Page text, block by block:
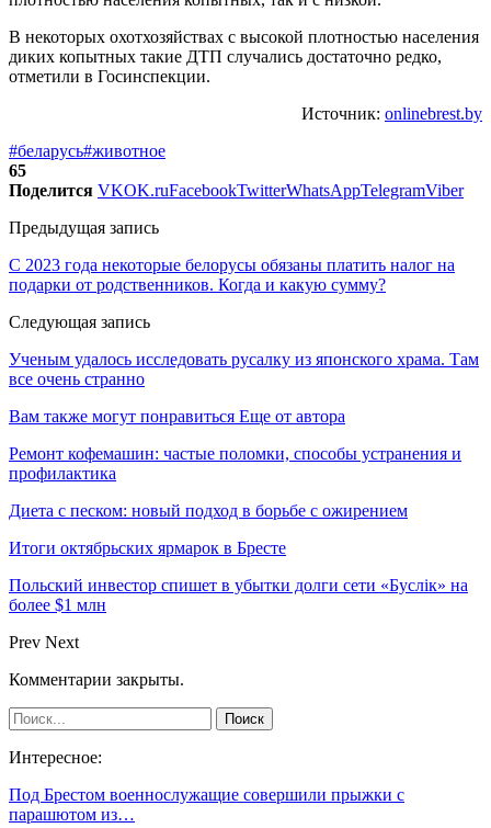
В некоторых охотхозяйствах с высокой плотностью населения
диких копытных такие ДТП случались достаточно редко,
отметили в Госинспекции.
Источник: onlinebrest.by
#беларусь#животное
65
Поделится VKOK.ruFacebookTwitterWhatsAppTelegramViber
Предыдущая запись
С 2023 года некоторые белорусы обязаны платить налог на
подарки от родственников. Когда и какую сумму?
Следующая запись
Ученым удалось исследовать русалку из японского храма. Там
все очень странно
Вам также могут понравиться Еще от автора
Ремонт кофемашин: частые поломки, способы устранения и
профилактика
Диета с песком: новый подход в борьбе с ожирением
Итоги октябрьских ярмарок в Бресте
Польский инвестор спишет в убытки долги сети «Буслiк» на
более $1 млн
Prev Next
Комментарии закрыты.
Интересное:
Под Брестом военнослужащие совершили прыжки с
парашютом из…